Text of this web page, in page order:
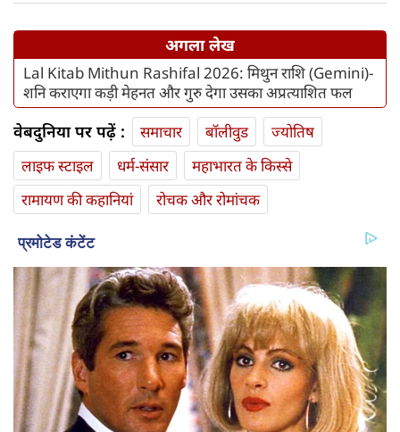
अगला लेख
Lal Kitab Mithun Rashifal 2026: मिथुन राशि (Gemini)-
शनि कराएगा कड़ी मेहनत और गुरु देगा उसका अप्रत्याशित फल
वेबदुनिया पर पढ़ें : समाचार बॉलीवुड
ज्योतिष
लाइफ स्‍टाइल
धर्म-संसार
महाभारत के किस्से
रामायण की कहानियां
रोचक और रोमांचक